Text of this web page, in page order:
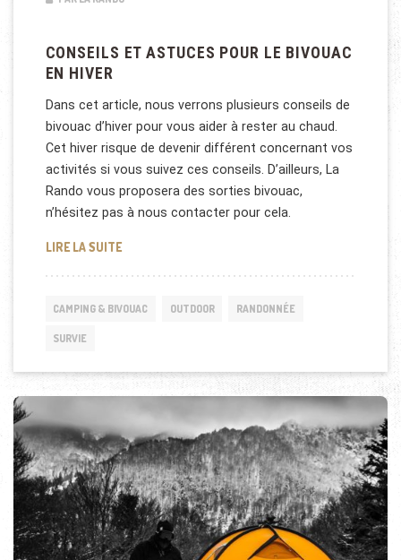
CONSEILS ET ASTUCES POUR LE BIVOUAC
EN HIVER
Dans cet article, nous verrons plusieurs conseils de
bivouac d’hiver pour vous aider à rester au chaud.
Cet hiver risque de devenir différent concernant vos
activités si vous suivez ces conseils. D’ailleurs, La
Rando vous proposera des sorties bivouac,
n’hésitez pas à nous contacter pour cela.
LIRE LA SUITECONSEILS ET ASTUCES POUR LE BIVOUAC EN HIVER
CAMPING & BIVOUAC OUTDOOR RANDONNÉE
SURVIE